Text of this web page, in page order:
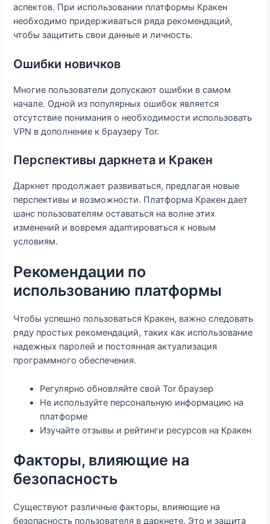
аспектов. При использовании платформы Кракен
необходимо придерживаться ряда рекомендаций,
чтобы защитить свои данные и личность.
Ошибки новичков
Многие пользователи допускают ошибки в самом
начале. Одной из популярных ошибок является
отсутствие понимания о необходимости использовать
VPN в дополнение к браузеру Tor.
Перспективы даркнета и Кракен
Даркнет продолжает развиваться, предлагая новые
перспективы и возможности. Платформа Кракен дает
шанс пользователям оставаться на волне этих
изменений и вовремя адаптироваться к новым
условиям.
Рекомендации по
использованию платформы
Чтобы успешно пользоваться Кракен, важно следовать
ряду простых рекомендаций, таких как использование
надежных паролей и постоянная актуализация
программного обеспечения.
Регулярно обновляйте свой Tor браузер
Не используйте персональную информацию на
платформе
Изучайте отзывы и рейтинги ресурсов на Кракен
Факторы, влияющие на
безопасность
Существуют различные факторы, влияющие на
безопасность пользователя в даркнете. Это и защита